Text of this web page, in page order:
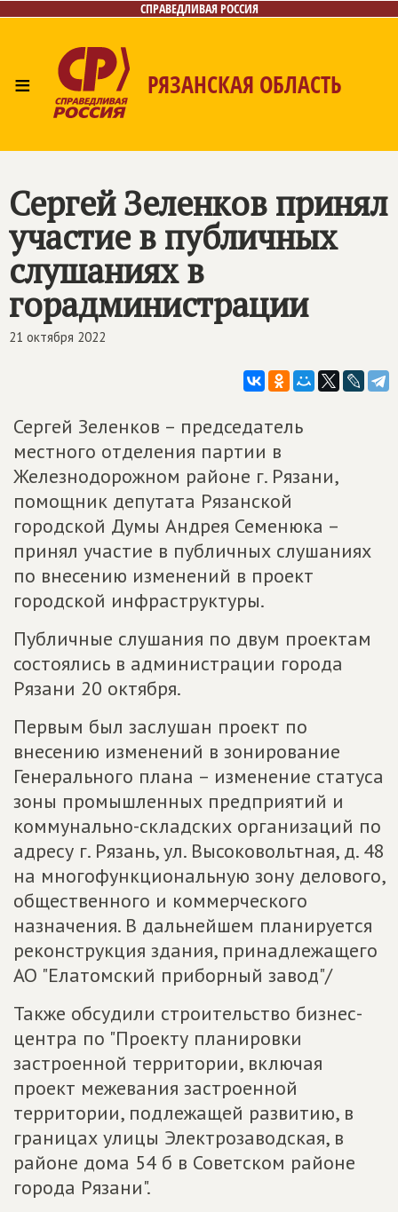
СПРАВЕДЛИВАЯ РОССИЯ
≡ РЯЗАНСКАЯ ОБЛАСТЬ
Сергей Зеленков принял
участие в публичных
слушаниях в
горадминистрации
21 октября 2022
Сергей Зеленков – председатель
местного отделения партии в
Железнодорожном районе г. Рязани,
помощник депутата Рязанской
городской Думы Андрея Семенюка –
принял участие в публичных слушаниях
по внесению изменений в проект
городской инфраструктуры.
Публичные слушания по двум проектам
состоялись в администрации города
Рязани 20 октября.
Первым был заслушан проект по
внесению изменений в зонирование
Генерального плана – изменение статуса
зоны промышленных предприятий и
коммунально-складских организаций по
адресу г. Рязань, ул. Высоковольтная, д. 48
на многофункциональную зону делового,
общественного и коммерческого
назначения. В дальнейшем планируется
реконструкция здания, принадлежащего
АО "Елатомский приборный завод"/
Также обсудили строительство бизнес-
центра по "Проекту планировки
застроенной территории, включая
проект межевания застроенной
территории, подлежащей развитию, в
границах улицы Электрозаводская, в
районе дома 54 б в Советском районе
города Рязани".